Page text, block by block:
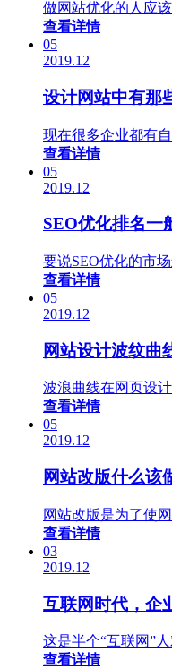
做网站优化的人应
查看详情
05
2019.12
设计网站中有那
现在很多企业都有
查看详情
05
2019.12
SEO优化排名一
要说SEO优化的市
查看详情
05
2019.12
网站设计波纹曲
波浪曲线在网页设
查看详情
05
2019.12
网站改版什么该
网站改版是为了使
查看详情
03
2019.12
互联网时代，企
这是半个“互联网”
查看详情